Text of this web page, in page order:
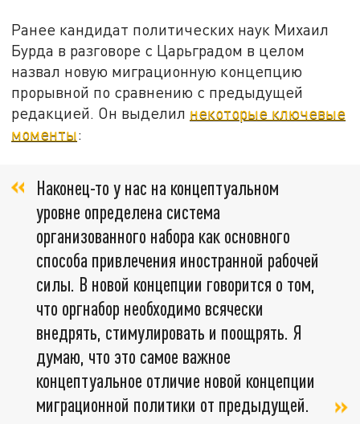
Ранее кандидат политических наук Михаил
Бурда в разговоре с Царьградом в целом
назвал новую миграционную концепцию
прорывной по сравнению с предыдущей
редакцией. Он выделил некоторые ключевые
моменты:
Наконец-то у нас на концептуальном
уровне определена система
организованного набора как основного
способа привлечения иностранной рабочей
силы. В новой концепции говорится о том,
что оргнабор необходимо всячески
внедрять, стимулировать и поощрять. Я
думаю, что это самое важное
концептуальное отличие новой концепции
миграционной политики от предыдущей.